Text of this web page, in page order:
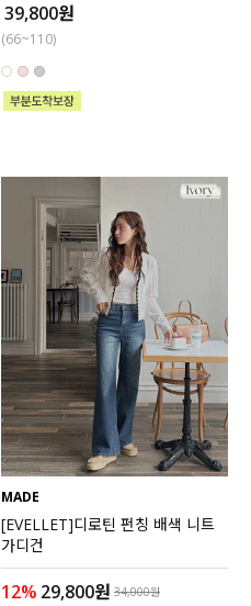
39,800원
(66~110)
MADE
[EVELLET]디로틴 펀칭 배색 니트
가디건
12% 29,800원 34,000원